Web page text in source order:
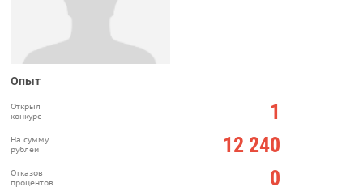
Опыт
Открыл 1
конкурс
На сумму 12 240
рублей
Отказов 0
процентов